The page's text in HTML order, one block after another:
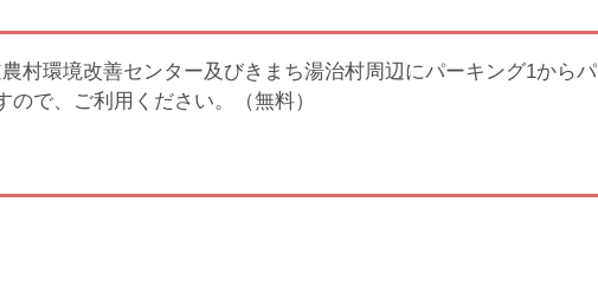
村環境改善センター及びきまち湯治村周辺にパーキング1からパ
で、ご利用ください。（無料）